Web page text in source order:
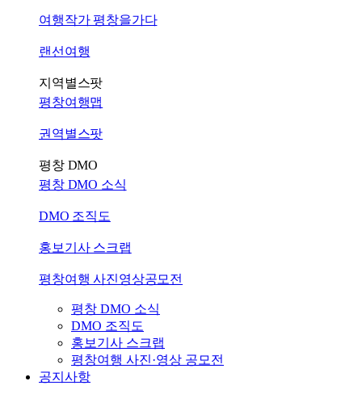
여행작가 평창을가다
랜선여행
지역별스팟
평창여행맵
권역별스팟
평창 DMO
평창 DMO 소식
DMO 조직도
홍보기사 스크랩
평창여행 사진영상공모전
평창 DMO 소식
DMO 조직도
홍보기사 스크랩
평창여행 사진·영상 공모전
공지사항